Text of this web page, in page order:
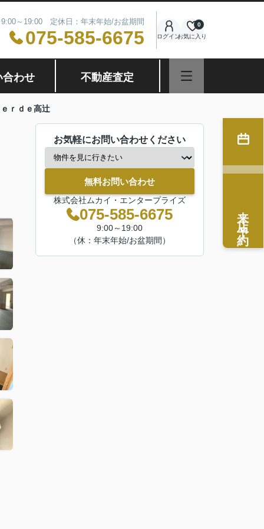
～19:00 定休日：年末年始/お盆期間
075-585-6675 ログインお気に入り
0
合わせ 不動産査定
ｒｄｅ高辻
お気軽にお問い合わせください
無料お問い合わせ
株式会社ムカイ・エンタープライズ
075-585-6675
9:00～19:00
（休：年末年始/お盆期間）
来店予約